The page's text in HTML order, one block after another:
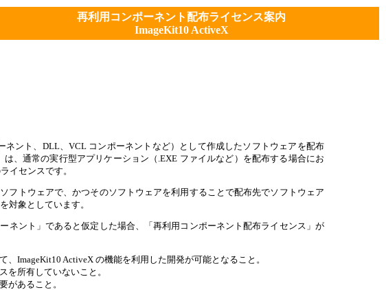
再利用コンポーネント配布ライセンス案内
ImageKit10 ActiveX
ント、DLL、VCL コンポーネントなど）として作成したソフトウェアを配布
、通常の実行型アプリケーション（.EXE ファイルなど）を配布する場合にお
イセンスです。
フトウェアで、かつそのソフトウェアを利用することで配布先でソフトウェア
対象としています。
ネント」であると仮定した場合、「再利用コンポーネント配布ライセンス」が
ImageKit10 ActiveX の機能を利用した開発が可能となること。
を所有していないこと。
があること。